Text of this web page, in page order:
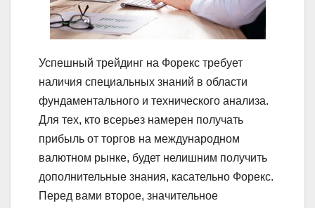
Успешный трейдинг на Форекс требует
наличия специальных знаний в области
фундаментального и технического анализа.
Для тех, кто всерьез намерен получать
прибыль от торгов на международном
валютном рынке, будет нелишним получить
дополнительные знания, касательно Форекс.
Перед вами второе, значительное